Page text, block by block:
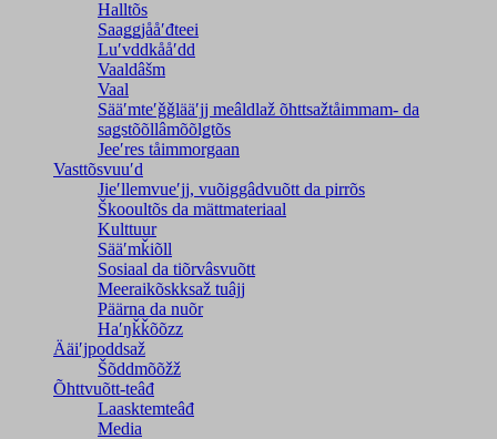
Halltõs
Saaǥǥjååʹđteei
Luʹvddkååʹdd
Vaaldâšm
Vaal
Sääʹmteʹǧǧlääʹjj meâldlaž õhttsažtåimmam- da
saǥstõõllâmõõlǥtõs
Jeeʹres tåimmorgaan
Vasttõsvuuʹd
Jieʹllemvueʹjj, vuõiggâdvuõtt da pirrõs
Škooultõs da mättmateriaal
Kulttuur
Sääʹmǩiõll
Sosiaal da tiõrvâsvuõtt
Meeraikõskksaž tuâjj
Päärna da nuõr
Haʹŋǩǩõõzz
Ääiʹjpoddsaž
Šõddmõõžž
Õhttvuõtt-teâđ
Laasktemteâđ
Media